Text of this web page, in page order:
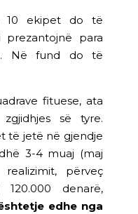
10 ekipet do të
prezantojnë para
Në fund do të
fituese, ata
së tyre.
të jetë në gjendje
3-4 muaj (maj
përveç
denarë,
edhe nga